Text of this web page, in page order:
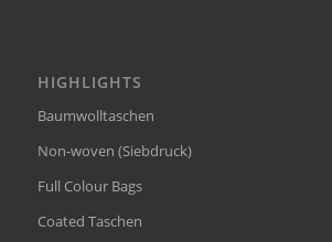
HIGHLIGHTS
Baumwolltaschen
Non-woven (Siebdruck)
Full Colour Bags
Coated Taschen